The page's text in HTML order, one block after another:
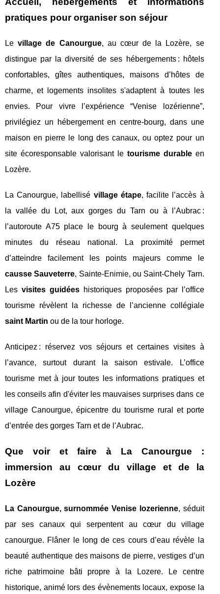
pratiques pour organiser son séjour
Levillage de Canourgue, au cœur de la Lozère, se
distingue par la diversité de ses hébergements : hôtels
confortables, gîtes authentiques, maisons d’hôtes de
charme, et logements insolites s'adaptent à toutes les
envies. Pour vivre l’expérience “Venise lozérienne”,
privilégiez un hébergement en centre-bourg, dans une
maison en pierre le long des canaux, ou optez pour un
site écoresponsable valorisant le tourisme durableen
Lozère.
La Canourgue, labellisé village étape, facilite l’accès à
la vallée du Lot, aux gorges du Tarn ou à l’Aubrac :
l’autoroute A75 place le bourg à seulement quelques
minutes du réseau national. La proximité permet
d’atteindre facilement les points majeurs comme le
causse Sauveterre, Sainte-Enimie, ou Saint-Chely Tarn.
Les visites guidéeshistoriques proposées par l’office
tourisme révèlent la richesse de l’ancienne collégiale
saint Martin ou de la tour horloge.
Anticipez : réservez vos séjours et certaines visites à
l’avance, surtout durant la saison estivale. L’office
tourisme met à jour toutes les informations pratiques et
les conseils afin d'éviter les mauvaises surprises dans ce
village Canourgue, épicentre du tourisme rural et porte
d’entrée des gorges Tarn et de l’Aubrac.
Que voir et faire à La Canourgue :
immersion au cœur du village et de la
Lozère
La Canourgue, surnommée Venise lozerienne, séduit
par ses canaux qui serpentent au cœur du village
canourgue. Flâner le long de ces cours d’eau révèle la
beauté authentique des maisons de pierre, vestiges d’un
riche patrimoine bâti propre à la Lozere. Le centre
historique, animé lors des évènements locaux, expose la